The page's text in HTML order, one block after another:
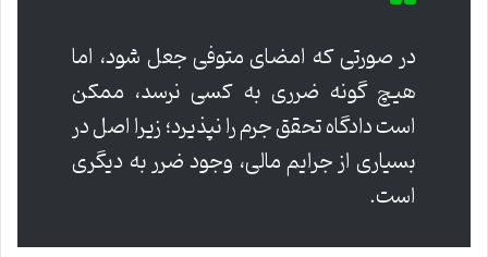
در صورتی که امضای متوفی جعل شود، اما
هیچ گونه ضرری به کسی نرسد، ممکن
است دادگاه تحقق جرم را نپذیرد؛ زیرا اصل در
بسیاری از جرایم مالی، وجود ضرر به دیگری
است.